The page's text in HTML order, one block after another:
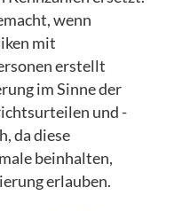
wenn
mit
erstellt
im Sinne der
und -
da diese
beinhalten,
erlauben.